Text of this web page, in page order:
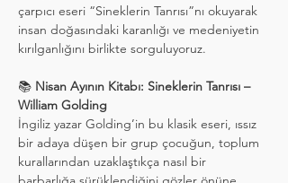
çarpıcı eseri “Sineklerin Tanrısı”nı okuyarak
insan doğasındaki karanlığı ve medeniyetin
kırılganlığını birlikte sorguluyoruz.
📚 Nisan Ayının Kitabı: Sineklerin Tanrısı –
William Golding
İngiliz yazar Golding’in bu klasik eseri, ıssız
bir adaya düşen bir grup çocuğun, toplum
kurallarından uzaklaştıkça nasıl bir